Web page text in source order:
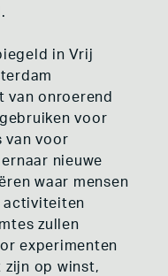
in Vrij
onroerend
voor
van voor
nieuwe
waar mensen
activiteiten
zullen
experimenten
op winst,